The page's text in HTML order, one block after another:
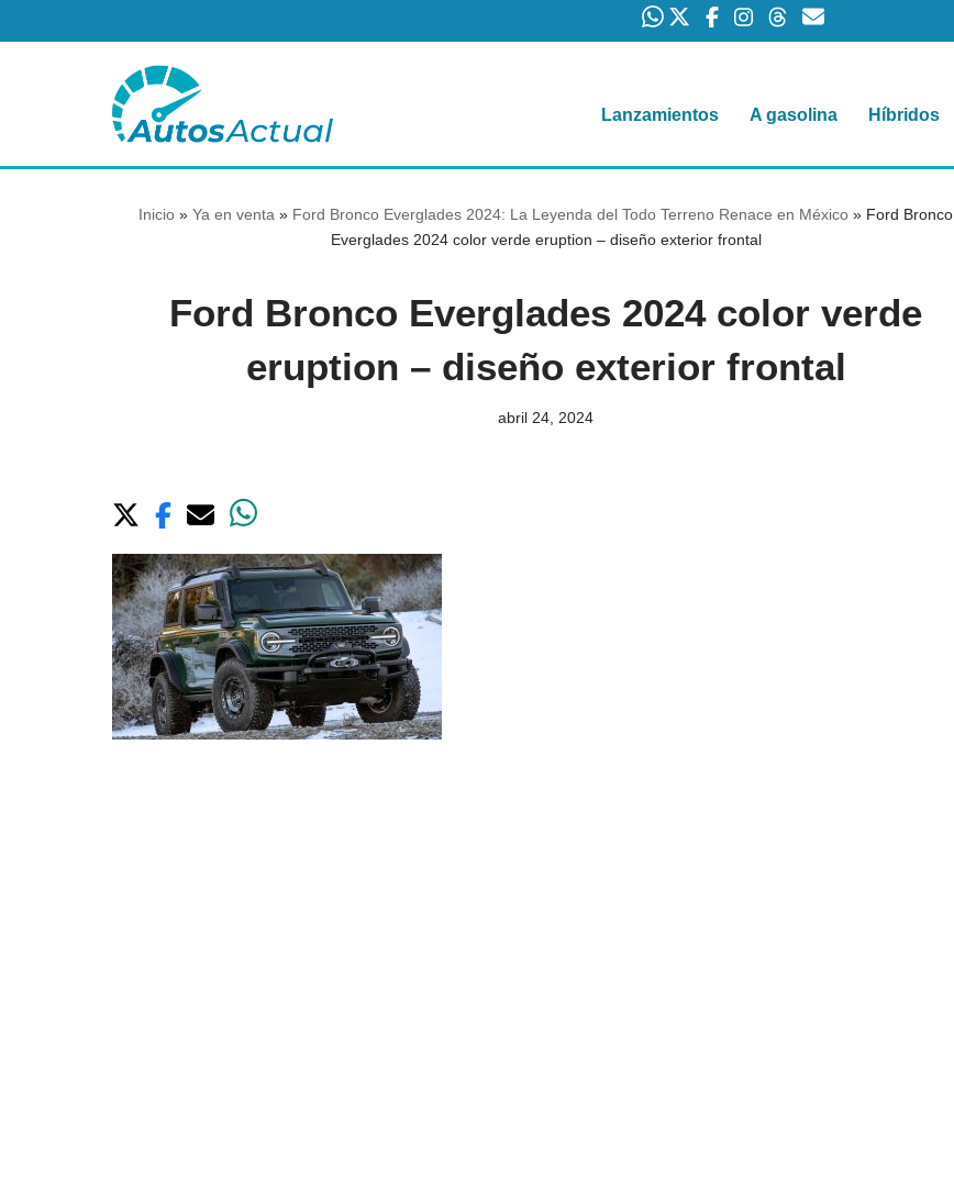
contenido
Lanzamientos A gasolina Híbridos
Inicio » Ya en venta » Ford Bronco Everglades 2024: La Leyenda del Todo Terreno Renace en México » Ford Bronco
Everglades 2024 color verde eruption – diseño exterior frontal
Ford Bronco Everglades 2024 color verde
eruption – diseño exterior frontal
abril 24, 2024